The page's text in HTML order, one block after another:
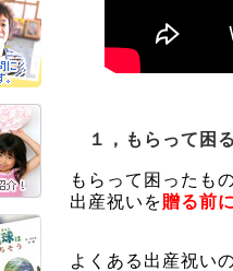
１，もらって困
もらって困ったも
出産祝いを贈る前
よくある出産祝い